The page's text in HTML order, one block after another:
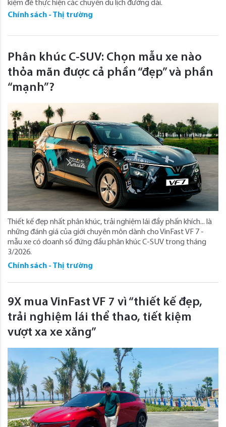
kiệm để thực hiện các chuyến du lịch đường dài.
Chính sách - Thị trường
Phân khúc C-SUV: Chọn mẫu xe nào
thỏa mãn được cả phần “đẹp” và phần
“mạnh”?
Thiết kế đẹp nhất phân khúc, trải nghiệm lái đầy phấn khích... là
những đánh giá của giới chuyên môn dành cho VinFast VF 7 -
mẫu xe có doanh số đứng đầu phân khúc C-SUV trong tháng
3/2026.
Chính sách - Thị trường
9X mua VinFast VF 7 vì “thiết kế đẹp,
trải nghiệm lái thể thao, tiết kiệm
vượt xa xe xăng”